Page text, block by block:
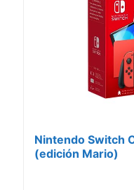
Nintendo Switch
(edición Mario)